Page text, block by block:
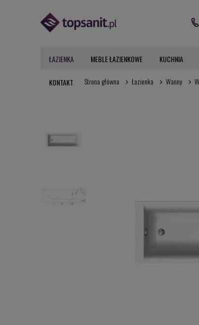
ŁAZIENKA MEBLE ŁAZIENKOWE KUCHNIA
KONTAKT Strona główna Łazienka Wanny